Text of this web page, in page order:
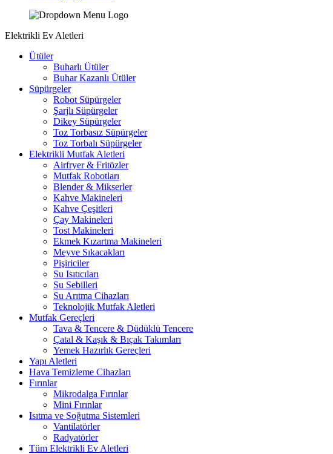
Elektrikli Ev Aletleri
Ütüler
Buharlı Ütüler
Buhar Kazanlı Ütüler
Süpürgeler
Robot Süpürgeler
Şarjlı Süpürgeler
Dikey Süpürgeler
Toz Torbasız Süpürgeler
Toz Torbalı Süpürgeler
Elektrikli Mutfak Aletleri
Airfryer & Fritözler
Mutfak Robotları
Blender & Mikserler
Kahve Makineleri
Kahve Çeşitleri
Çay Makineleri
Tost Makineleri
Ekmek Kızartma Makineleri
Meyve Sıkacakları
Pişiriciler
Su Isıtıcıları
Su Sebilleri
Su Arıtma Cihazları
Teknolojik Mutfak Aletleri
Mutfak Gereçleri
Tava & Tencere & Düdüklü Tencere
Çatal & Kaşık & Bıçak Takımları
Yemek Hazırlık Gereçleri
Yapı Aletleri
Hava Temizleme Cihazları
Fırınlar
Mikrodalga Fırınlar
Mini Fırınlar
Isıtma ve Soğutma Sistemleri
Vantilatörler
Radyatörler
Tüm Elektrikli Ev Aletleri